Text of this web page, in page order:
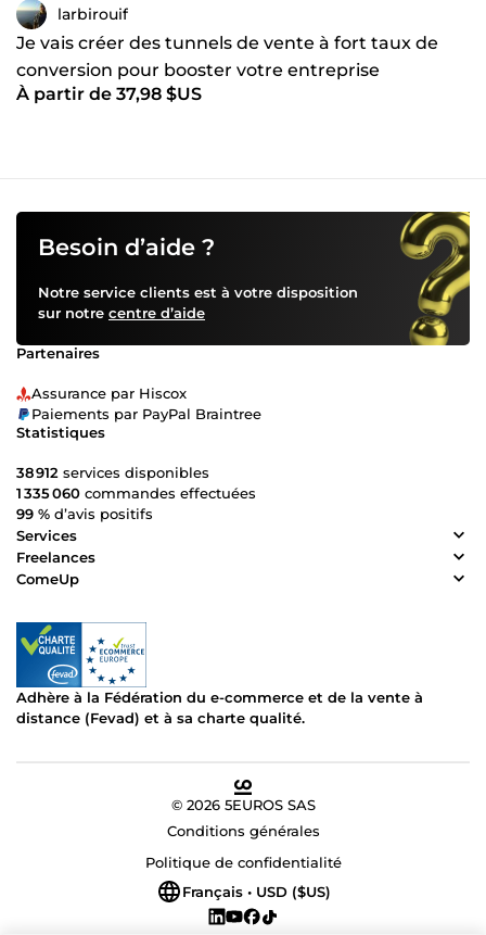
larbirouif
Je vais créer des tunnels de vente à fort taux de
conversion pour booster votre entreprise
À partir de 37,98 $US
Besoin d’aide ?
Notre service clients est à votre disposition
sur notre centre d’aide
Partenaires
Assurance par Hiscox
Paiements par PayPal Braintree
Statistiques
38 912 services disponibles
1 335 060 commandes effectuées
99 % d’avis positifs
Services
Freelances
ComeUp
Adhère à la Fédération du e-commerce et de la vente à
distance (Fevad) et à sa charte qualité.
© 2026 5EUROS SAS
Conditions générales
Politique de confidentialité
Français • USD ($US)